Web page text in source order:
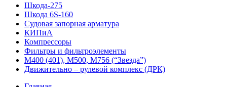
Шкода-275
Шкода 6S-160
Судовая запорная арматура
КИПиА
Компрессоры
Фильтры и фильтроэлементы
М400 (401), М500, М756 (“Звезда”)
Движительно – рулевой комплекс (ДРК)